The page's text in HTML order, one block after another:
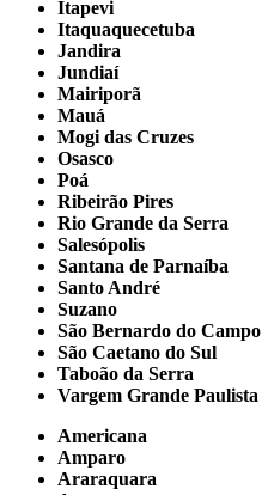
Itapevi
Itaquaquecetuba
Jandira
Jundiaí
Mairiporã
Mauá
Mogi das Cruzes
Osasco
Poá
Ribeirão Pires
Rio Grande da Serra
Salesópolis
Santana de Parnaíba
Santo André
Suzano
São Bernardo do Campo
São Caetano do Sul
Taboão da Serra
Vargem Grande Paulista
Americana
Amparo
Araraquara